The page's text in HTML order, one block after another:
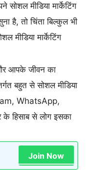
मीडिया मार्केटिंग
है, तो चिंता बिल्कुल भी
मीडिया मार्केटिंग
आपके जीवन का
बहुत से सोशल मीडिया
WhatsApp,
हिसाब से लोग इसका
Join Now